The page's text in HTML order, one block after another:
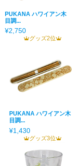
PUKANA ハワイアン木
目調...
¥2,750
グッズ2位
PUKANA ハワイアン木
目調...
¥1,430
グッズ3位